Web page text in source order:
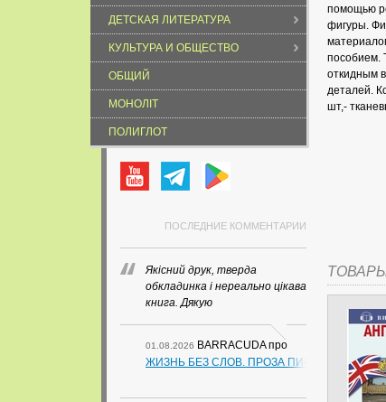
ДЕТСКАЯ ЛИТЕРАТУРА
КУЛЬТУРА И ОБЩЕСТВО
ОБЩИЙ
МОНОЛІТ
ПОЛИГЛОТ
ПОСЛЕДНИЕ КОММЕНТАРИИ
Якісний друк, тверда
обкладинка і нереально цікава
книга. Дякую
01.08.2026 BARRACUDAпро
ЖИЗНЬ БЕЗ СЛОВ. ПРОЗА ПИСАТЕЛЕЙ ИЗ
помощью
фигуры.
пособием.
откидным
деталей.
шт,-